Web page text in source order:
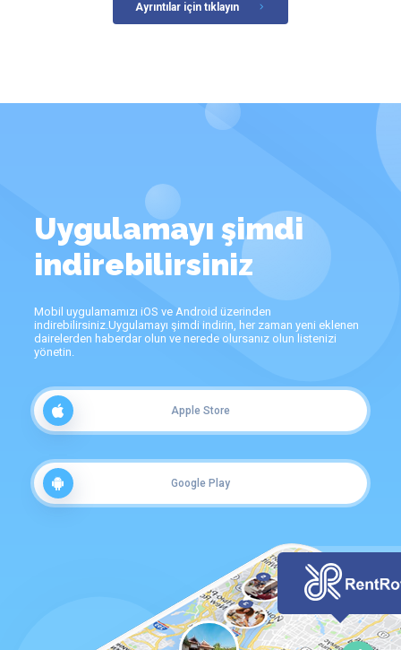
Ayrıntılar için tıklayın
Uygulamayı şimdi
indirebilirsiniz
Mobil uygulamamızı iOS ve Android üzerinden
indirebilirsiniz.Uygulamayı şimdi indirin, her zaman yeni eklenen
dairelerden haberdar olun ve nerede olursanız olun listenizi
yönetin.
Apple Store
Google Play